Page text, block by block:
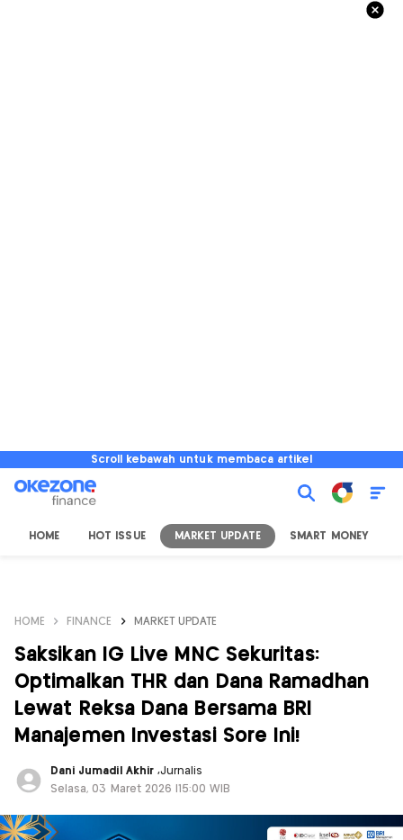
Scroll kebawah untuk membaca artikel
HOME HOT ISSUE MARKET UPDATE SMART MONEY
HOME FINANCE MARKET UPDATE
Saksikan IG Live MNC Sekuritas:
Optimalkan THR dan Dana Ramadhan
Lewat Reksa Dana Bersama BRI
Manajemen Investasi Sore Ini!
Dani Jumadil Akhir ,Jurnalis
Selasa, 03 Maret 2026 |15:00 WIB